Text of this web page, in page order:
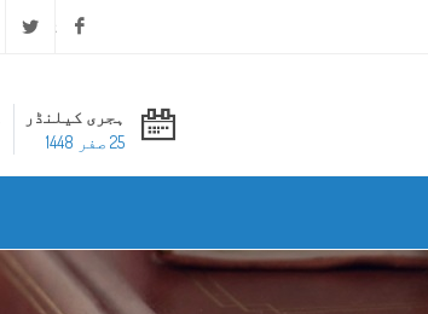
Facebook
ہجری کیلنڈر
25 صفر 1448